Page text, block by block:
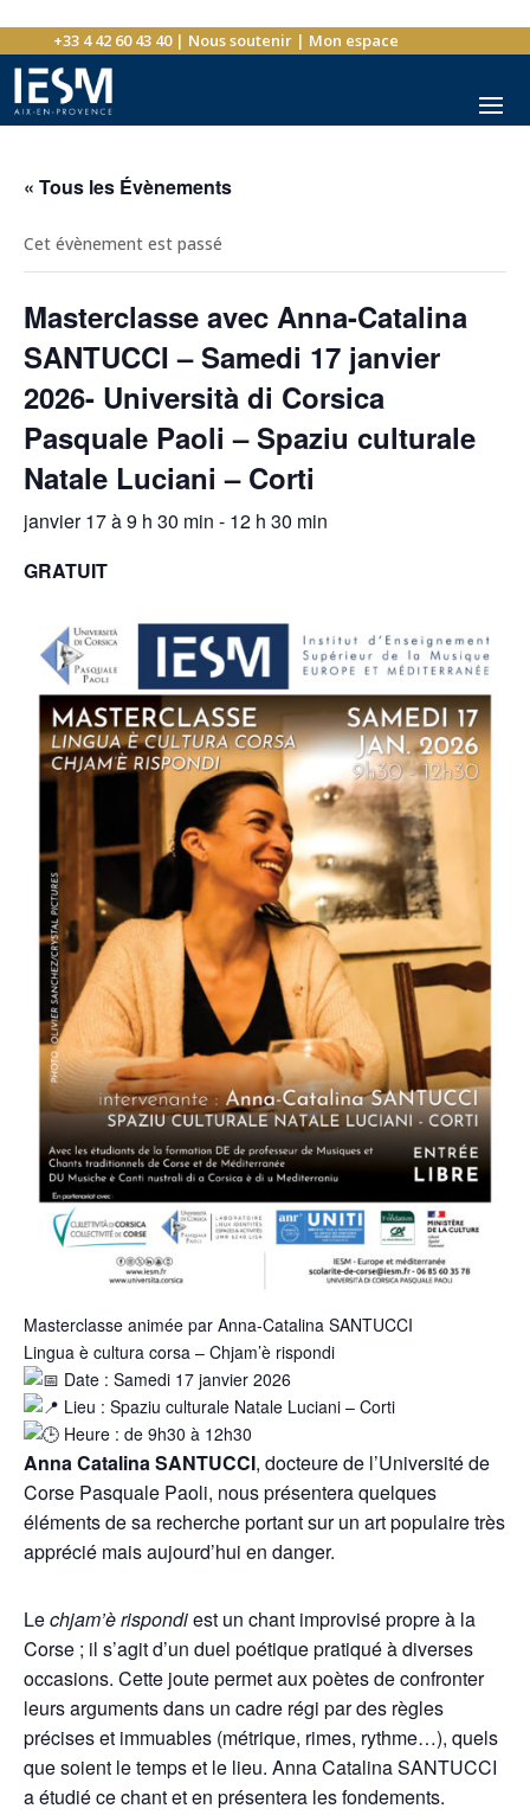
+33 4 42 60 43 40| Nous soutenir| Mon espace
« Tous les Évènements
Cet évènement est passé
Masterclasse avec Anna-Catalina
SANTUCCI – Samedi 17 janvier
2026- Università di Corsica
Pasquale Paoli – Spaziu culturale
Natale Luciani – Corti
janvier 17 à 9 h 30 min - 12 h 30 min
GRATUIT
Masterclasse animée par Anna-Catalina SANTUCCI
Lingua è cultura corsa – Chjam’è rispondi
Date : Samedi 17 janvier 2026
Lieu : Spaziu culturale Natale Luciani – Corti
Heure : de 9h30 à 12h30
Anna Catalina SANTUCCI, docteure de l’Université de
Corse Pasquale Paoli, nous présentera quelques
éléments de sa recherche portant sur un art populaire très
apprécié mais aujourd’hui en danger.
Lechjam’è rispondiest un chant improvisé propre à la
Corse ; il s’agit d’un duel poétique pratiqué à diverses
occasions. Cette joute permet aux poètes de confronter
leurs arguments dans un cadre régi par des règles
précises et immuables (métrique, rimes, rythme…), quels
que soient le temps et le lieu. Anna Catalina SANTUCCI
a étudié ce chant et en présentera les fondements.